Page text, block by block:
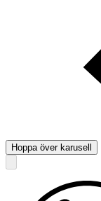
Hoppa över karusell